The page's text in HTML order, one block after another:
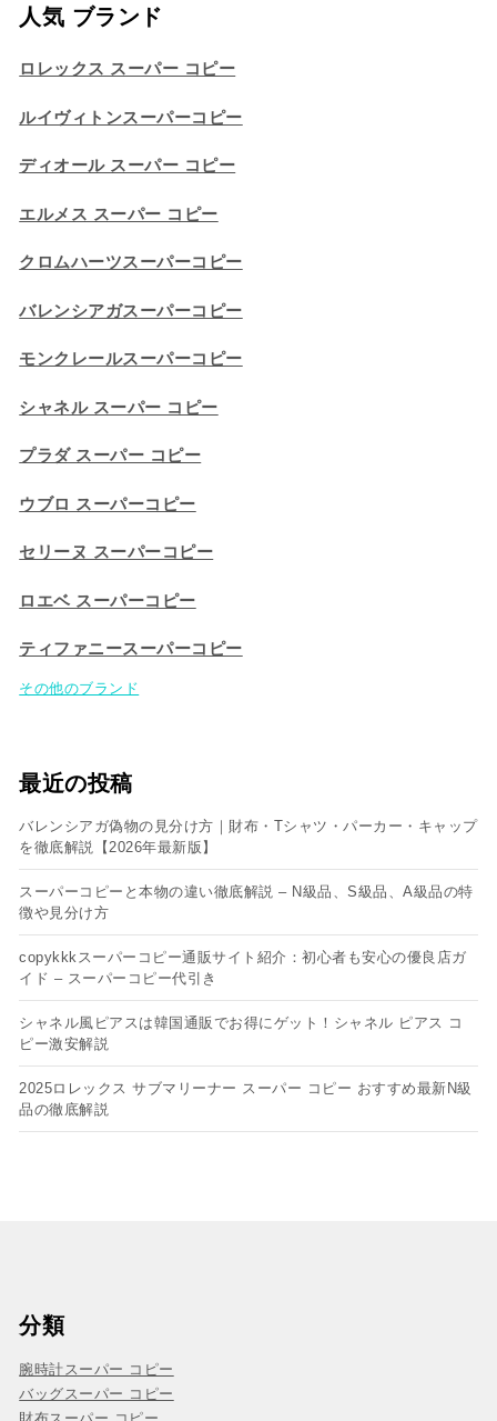
人気 ブランド
ロレックス スーパー コピー
ルイヴィトンスーパーコピー
ディオール スーパー コピー
エルメス スーパー コピー
クロムハーツスーパーコピー
バレンシアガスーパーコピー
モンクレールスーパーコピー
シャネル スーパー コピー
プラダ スーパー コピー
ウブロ スーパーコピー
セリーヌ スーパーコピー​
ロエベ スーパーコピー
ティファニースーパーコピー
その他のブランド
最近の投稿
バレンシアガ偽物の見分け方｜財布・Tシャツ・パーカー・キャップ
を徹底解説【2026年最新版】
スーパーコピーと本物の違い徹底解説 – N級品、S級品、A級品の特
徴や見分け方
copykkkスーパーコピー通販サイト紹介：初心者も安心の優良店ガ
イド – スーパーコピー代引き
シャネル風ピアスは韓国通販でお得にゲット！シャネル ピアス コ
ピー​激安解説
2025ロレックス サブマリーナー スーパー コピー おすすめ最新N級
品の徹底解説
分類
腕時計スーパー コピー
バッグスーパー コピー